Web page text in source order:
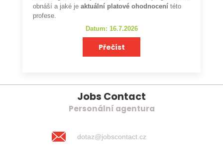
obnáší a jaké je aktuální platové ohodnocení této
profese.
Datum: 16.7.2026
Přečíst
Jobs Contact
Personální agentura
dotaz@jobscontact.cz